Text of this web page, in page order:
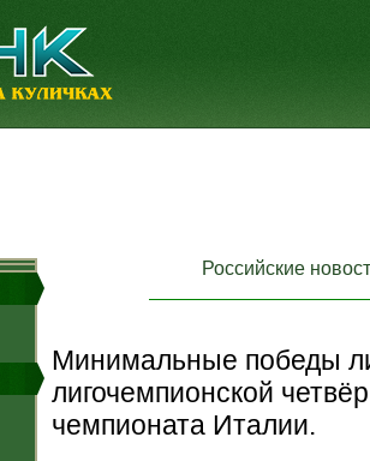
Российские
Минимальные победы
лигочемпионской
чемпионата Италии.